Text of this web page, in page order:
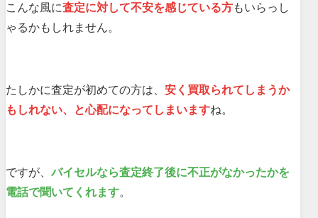
こんな風に査定に対して不安を感じている方もいらっし
ゃるかもしれません。
たしかに査定が初めての方は、 安く買取られてしまうか
もしれない、と心配になってしまいますね。
ですが、 バイセルなら査定終了後に不正がなかったかを
電話で聞いてくれます。